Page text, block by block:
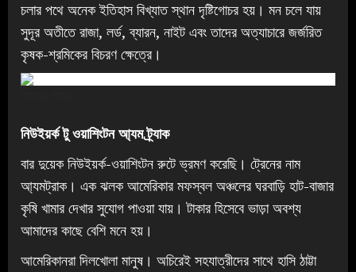
চলার পথে অনেক ইতিহাস বিখ্যাত স্থান দৃষ্টিগোচর হয়। মন চলে যায়
সুদূর অতীতে রাজা, লর্ড, ব্যারন, নাইট এবং তাদের অত্যাচারে জর্জরিত
কৃষক-শ্রমিকের বিচরণ ক্ষেত্রে।
নিউইয়র্ক টু ওয়াশিংটন আ্যম ট্র্যাক
বার দুয়েক নিউইয়র্ক-ওয়াশিংটন রুটে ভ্রমণ করেছি। ট্রেনের নাম
আ্যমট্রাক। এক ঝলক আমেরিকার মফস্বল অঞ্চলের ঘরবাড়ি হাট-বাজার
কৃষি খামার দেখার সুযোগ পাওয়া যায়। টাকার হিসেবে ভাড়া অবশ্য
আমাদের কাছে বেশি মনে হয়।
আমেরিকানরা দিলখোলা মানুষ। অচিরেই সহযাত্রীদের সাথে হাসি ঠাট্টা